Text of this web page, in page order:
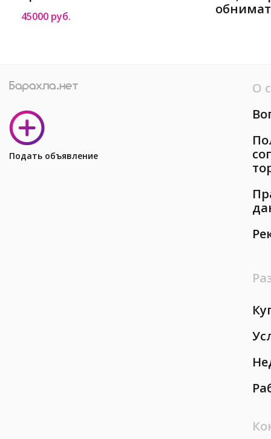
45000 руб.
Подать объявление
О